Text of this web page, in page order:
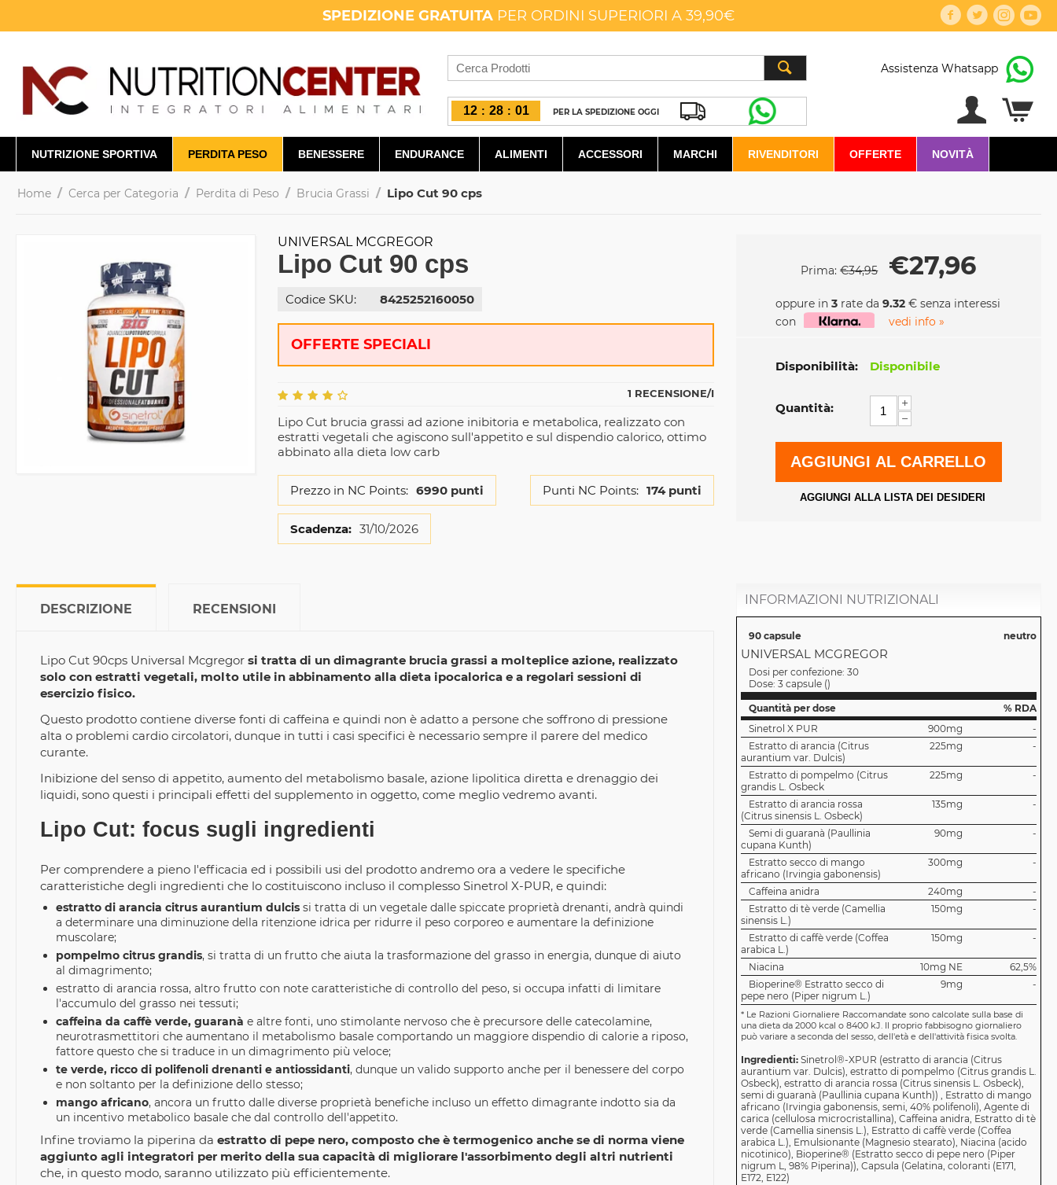
SPEDIZIONE GRATUITA PER ORDINI SUPERIORI A 39,90€
12 : 28 : 00 PER LA SPEDIZIONE OGGI
Assistenza Whatsapp
NUTRIZIONE SPORTIVA PERDITA PESO BENESSERE ENDURANCE ALIMENTI ACCESSORI MARCHI RIVENDITORI OFFERTE NOVITÀ
Home / Cerca per Categoria / Perdita di Peso / Brucia Grassi / Lipo Cut 90 cps
UNIVERSAL MCGREGOR
Lipo Cut 90 cps
Codice SKU: 8425252160050
OFFERTE SPECIALI
1 RECENSIONE/I
Lipo Cut brucia grassi ad azione inibitoria e metabolica, realizzato con
estratti vegetali che agiscono sull'appetito e sul dispendio calorico, ottimo
abbinato alla dieta low carb
Prezzo in NC Points: 6990 punti Punti NC Points: 174 punti
Scadenza: 31/10/2026
Prima:€34,95 €27,96
oppure in 3rate da 9.32€ senza interessi
con
vedi info »
Disponibilità: Disponibile
Quantità:
+
−
AGGIUNGI AL CARRELLO
AGGIUNGI ALLA LISTA DEI DESIDERI
DESCRIZIONE RECENSIONI
Lipo Cut 90cps Universal Mcgregor si tratta di un dimagrante brucia grassi a molteplice azione, realizzato
solo con estratti vegetali, molto utile in abbinamento alla dieta ipocalorica e a regolari sessioni di
esercizio fisico.
Questo prodotto contiene diverse fonti di caffeina e quindi non è adatto a persone che soffrono di pressione
alta o problemi cardio circolatori, dunque in tutti i casi specifici è necessario sempre il parere del medico
curante.
Inibizione del senso di appetito, aumento del metabolismo basale, azione lipolitica diretta e drenaggio dei
liquidi, sono questi i principali effetti del supplemento in oggetto, come meglio vedremo avanti.
Lipo Cut: focus sugli ingredienti
Per comprendere a pieno l'efficacia ed i possibili usi del prodotto andremo ora a vedere le specifiche
caratteristiche degli ingredienti che lo costituiscono incluso il complesso Sinetrol X-PUR, e quindi:
estratto di arancia citrus aurantium dulcis si tratta di un vegetale dalle spiccate proprietà drenanti, andrà quindi
a determinare una diminuzione della ritenzione idrica per ridurre il peso corporeo e aumentare la definizione
muscolare;
pompelmo citrus grandis, si tratta di un frutto che aiuta la trasformazione del grasso in energia, dunque di aiuto
al dimagrimento;
estratto di arancia rossa, altro frutto con note caratteristiche di controllo del peso, si occupa infatti di limitare
l'accumulo del grasso nei tessuti;
caffeina da caffè verde, guaranà e altre fonti, uno stimolante nervoso che è precursore delle catecolamine,
neurotrasmettitori che aumentano il metabolismo basale comportando un maggiore dispendio di calorie a riposo,
fattore questo che si traduce in un dimagrimento più veloce;
te verde, ricco di polifenoli drenanti e antiossidanti, dunque un valido supporto anche per il benessere del corpo
e non soltanto per la definizione dello stesso;
mango africano, ancora un frutto dalle diverse proprietà benefiche incluso un effetto dimagrante indotto sia da
un incentivo metabolico basale che dal controllo dell'appetito.
Infine troviamo la piperina da estratto di pepe nero, composto che è termogenico anche se di norma viene
aggiunto agli integratori per merito della sua capacità di migliorare l'assorbimento degli altri nutrienti
che, in questo modo, saranno utilizzato più efficientemente.
INFORMAZIONI NUTRIZIONALI
90 capsule neutro
UNIVERSAL MCGREGOR
Dosi per confezione: 30
Dose: 3 capsule()
Quantità per dose
% RDA
Sinetrol X PUR
900mg
-
Estratto di arancia (Citrus
aurantium var. Dulcis)
225mg -
Estratto di pompelmo (Citrus
grandis L. Osbeck
225mg -
Estratto di arancia rossa
(Citrus sinensis L. Osbeck)
135mg -
Semi di guaranà (Paullinia
cupana Kunth)
90mg -
Estratto secco di mango
africano (Irvingia gabonensis)
300mg -
Caffeina anidra 240mg
-
Estratto di tè verde (Camellia
sinensis L.)
150mg -
Estratto di caffè verde (Coffea
arabica L.)
150mg -
Niacina 10mg NE
62,5%
Bioperine® Estratto secco di
pepe nero (Piper nigrum L.)
9mg -
*Le Razioni Giornaliere Raccomandate sono calcolate sulla base di
una dieta da 2000 kcal o 8400 kJ. Il proprio fabbisogno giornaliero
può variare a seconda del sesso, dell'età e dell'attività fisica svolta.
Ingredienti: Sinetrol®-XPUR (estratto di arancia (Citrus
aurantium var. Dulcis), estratto di pompelmo (Citrus grandis L.
Osbeck), estratto di arancia rossa (Citrus sinensis L. Osbeck),
semi di guaranà (Paullinia cupana Kunth)) , Estratto di mango
africano (Irvingia gabonensis, semi, 40% polifenoli), Agente di
carica (cellulosa microcristallina), Caffeina anidra, Estratto di tè
verde (Camellia sinensis L.), Estratto di caffè verde (Coffea
arabica L.), Emulsionante (Magnesio stearato), Niacina (acido
nicotinico), Bioperine® (Estratto secco di pepe nero (Piper
nigrum L, 98% Piperina)), Capsula (Gelatina, coloranti (E171,
E172, E122)